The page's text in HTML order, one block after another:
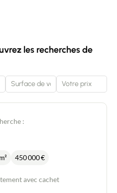
les recherches de
:
450 000€
avec cachet